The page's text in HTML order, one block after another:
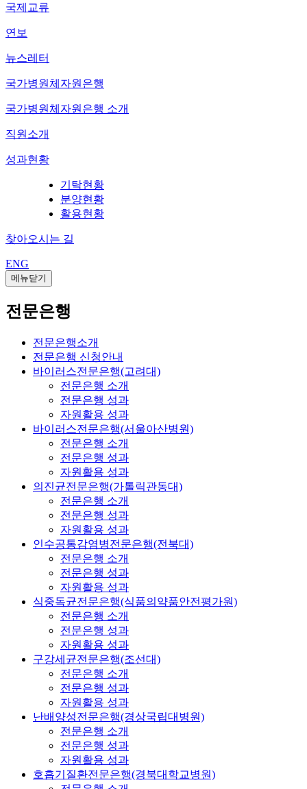
국제교류
연보
뉴스레터
국가병원체자원은행
국가병원체자원은행 소개
직원소개
성과현황
기탁현황
분양현황
활용현황
찾아오시는 길
ENG
메뉴닫기
전문은행
전문은행소개
전문은행 신청안내
바이러스전문은행(고려대)
전문은행 소개
전문은행 성과
자원활용 성과
바이러스전문은행(서울아산병원)
전문은행 소개
전문은행 성과
자원활용 성과
의진균전문은행(가톨릭관동대)
전문은행 소개
전문은행 성과
자원활용 성과
인수공통감염병전문은행(전북대)
전문은행 소개
전문은행 성과
자원활용 성과
식중독균전문은행(식품의약품안전평가원)
전문은행 소개
전문은행 성과
자원활용 성과
구강세균전문은행(조선대)
전문은행 소개
전문은행 성과
자원활용 성과
난배양성전문은행(경상국립대병원)
전문은행 소개
전문은행 성과
자원활용 성과
호흡기질환전문은행(경북대학교병원)